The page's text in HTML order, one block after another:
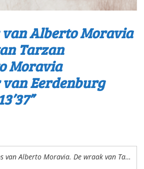
Alberto Moravia
Tarzan
Moravia
Eerdenburg
“Evergreens van Alberto Moravia. De wraak van Tarzan”